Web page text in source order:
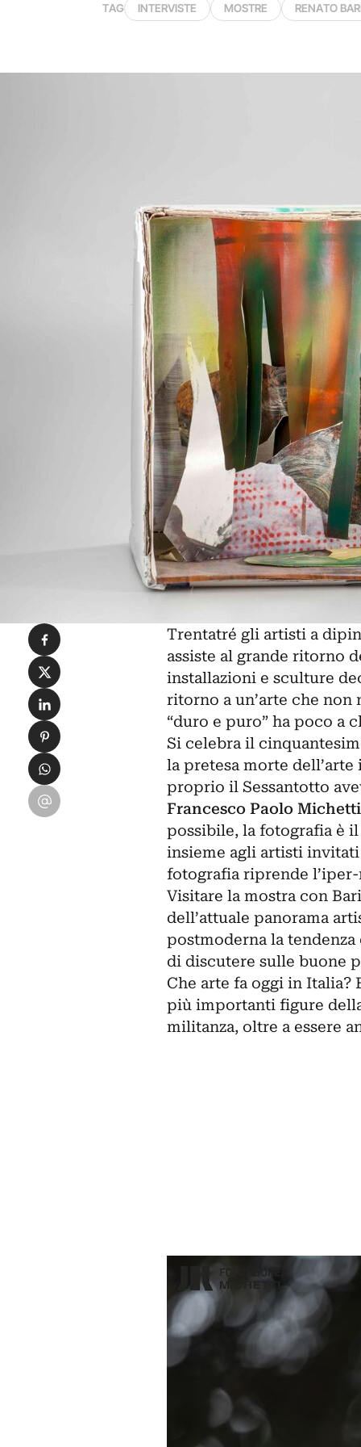
TAG INTERVISTE MOSTRE RENATO
Trentatré gli artisti a
assiste al grande ritorno
installazioni e sculture
ritorno a un’arte che
“duro e puro” ha poco a
Si celebra il
la pretesa morte
proprio il Sessantotto
Francesco Paolo Michetti
possibile, la fotografia è
insieme agli artisti
fotografia riprende
Visitare la mostra con
dell’attuale panorama
postmoderna la
di discutere sulle buone
Che arte fa oggi in Italia?
più importanti figure
militanza, oltre a essere
Condividi su Facebook
Condividi su X
Condividi su LinkedIn
Condividi su Pinterest
Condividi su WhatsApp
Condividi su Email